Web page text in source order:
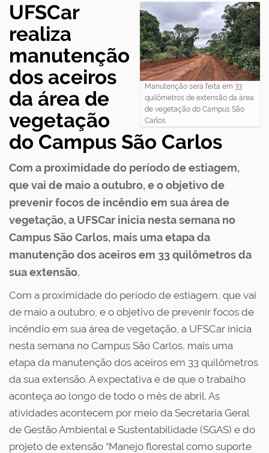
Manutenção será feita em 33
quilômetros de extensão da área
de vegetação do Campus São
Carlos
UFSCar
realiza
manutenção
dos aceiros
da área de
vegetação
do Campus São Carlos
Com a proximidade do período de estiagem,
que vai de maio a outubro, e o objetivo de
prevenir focos de incêndio em sua área de
vegetação, a UFSCar inicia nesta semana no
Campus São Carlos, mais uma etapa da
manutenção dos aceiros em 33 quilômetros da
sua extensão.
Com a proximidade do período de estiagem, que vai
de maio a outubro, e o objetivo de prevenir focos de
incêndio em sua área de vegetação, a UFSCar inicia
nesta semana no Campus São Carlos, mais uma
etapa da manutenção dos aceiros em 33 quilômetros
da sua extensão. A expectativa é de que o trabalho
aconteça ao longo de todo o mês de abril. As
atividades acontecem por meio da Secretaria Geral
de Gestão Ambiental e Sustentabilidade (SGAS) e do
projeto de extensão “Manejo florestal como suporte